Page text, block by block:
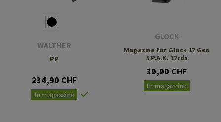
WALTHER
PP
234,90 CHF
In magazzino
GLOCK
Magazine for Glock 17 Gen
5 P.A.K. 17rds
39,90 CHF
In magazzino